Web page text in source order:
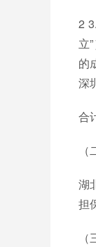
2
立
的
深
合
湖
担